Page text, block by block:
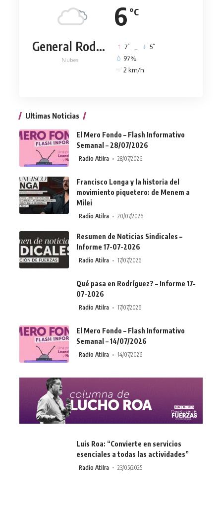
6 °C
General Rodríguez
Nubes
7° 5°
97%
2 km/h
Ultimas Noticias
El Mero Fondo – Flash Informativo
Semanal – 28/07/2026
Radio Atilra 28/07/2026
Francisco Longa y la historia del
movimiento piquetero: de Menem a
Milei
Radio Atilra 20/07/2026
Resumen de Noticias Sindicales –
Informe 17-07-2026
Radio Atilra 17/07/2026
Qué pasa en Rodríguez? – Informe 17-
07-2026
Radio Atilra 17/07/2026
El Mero Fondo – Flash Informativo
Semanal – 14/07/2026
Radio Atilra 14/07/2026
Luis Roa: “Convierte en servicios
esenciales a todas las actividades”
Radio Atilra 23/05/2025